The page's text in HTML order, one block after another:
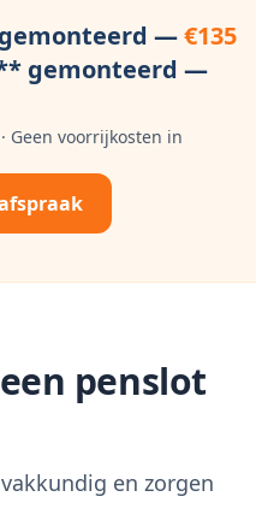
gemonteerd —€135
gemonteerd —
Geen voorrijkosten in
penslot
en zorgen